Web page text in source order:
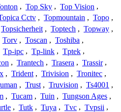
, Top Sky , Top Vision ,
Cctv , Topmountain , Topo ,
Topsicherheit , Toptech , Topway ,
Torv , Toscan , Toshiba ,
Tp-ipc , Tp-link , Tptek ,
, Trantech , Trasera , Trassir ,
, Trident , Trivision , Tronitec ,
, Trust , Truvision , Ts4001 ,
, Tucam , Tuin , Tungson Ages ,
, Tutk , Tuya , Tvc , Tvpsii ,